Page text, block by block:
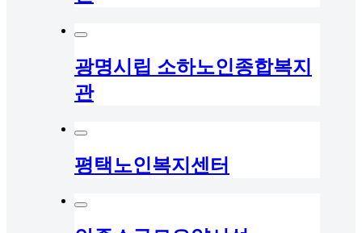
광명시립 소하노인종합복지
관
평택노인복지센터